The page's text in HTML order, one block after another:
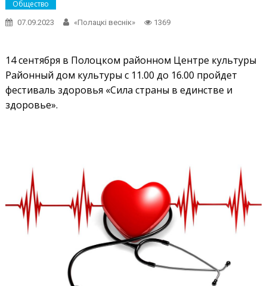
Общество
07.09.2023 «Полацкі веснік» 1369
14 сентября в Полоцком районном Центре культуры
Районный дом культуры с 11.00 до 16.00 пройдет
фестиваль здоровья «Сила страны в единстве и
здоровье».